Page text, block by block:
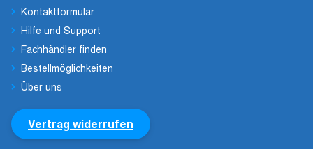
Kontaktformular
Hilfe und Support
Fachhändler finden
Bestellmöglichkeiten
Über uns
Vertrag widerrufen